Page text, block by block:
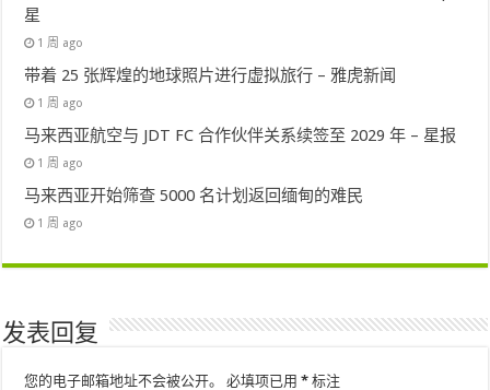
星
1 周 ago
带着 25 张辉煌的地球照片进行虚拟旅行 – 雅虎新闻
1 周 ago
马来西亚航空与 JDT FC 合作伙伴关系续签至 2029 年 – 星报
1 周 ago
马来西亚开始筛查 5000 名计划返回缅甸的难民
1 周 ago
发表回复
您的电子邮箱地址不会被公开。 必填项已用* 标注